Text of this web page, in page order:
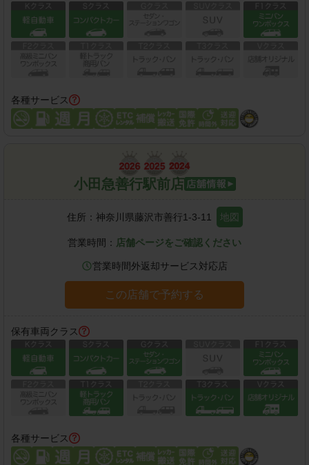
各種サービス
小田急善行駅前店
住所： 神奈川県藤沢市善行1-3-11 地図
営業時間： 店舗ページをご確認ください
営業時間外返却サービス対応店
この店舗で予約する
保有車両クラス
各種サービス